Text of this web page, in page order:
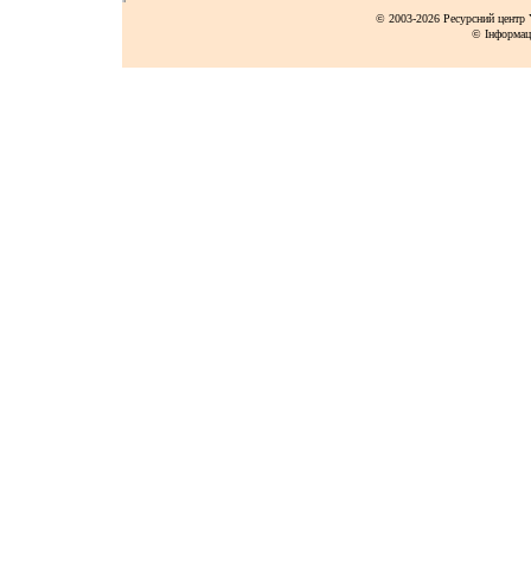
© 2003-2026 Ресурсний
©